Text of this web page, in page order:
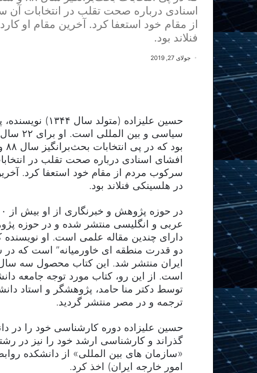
اسنادی درباره صحت تقلب در انتخابات
از مقام خود استعفا کرد. آخرین مقام او
فنلاند بود.
جولای 27, 2019
حسین علیزاده
سیاسی
افشای اسنادی درباره صحت تقلب در
سرکوب مردم از مقام خود استعفا کرد.
در هلسینکی فنلاند بود.
عربی و انگلیسی منتشر شده و در حوزه
دارای چندین مقاله علمی است. او نویسنده
ایران منتشر شد. این کتاب محصول سه
است. از این رو، کتاب مورد توجه جامعه
توسط دکتر منا حامد، پژوهشگر و استاد
ترجمه و در مصر منتشر گردید.
حسین علیزاده دوره کارشناسی خود را در
گذراند و کارشناسی ارشد خود را نیز در
«سازمان های بین المللی» از دانشکده
امور خارجه ایران) اخذ کرد.